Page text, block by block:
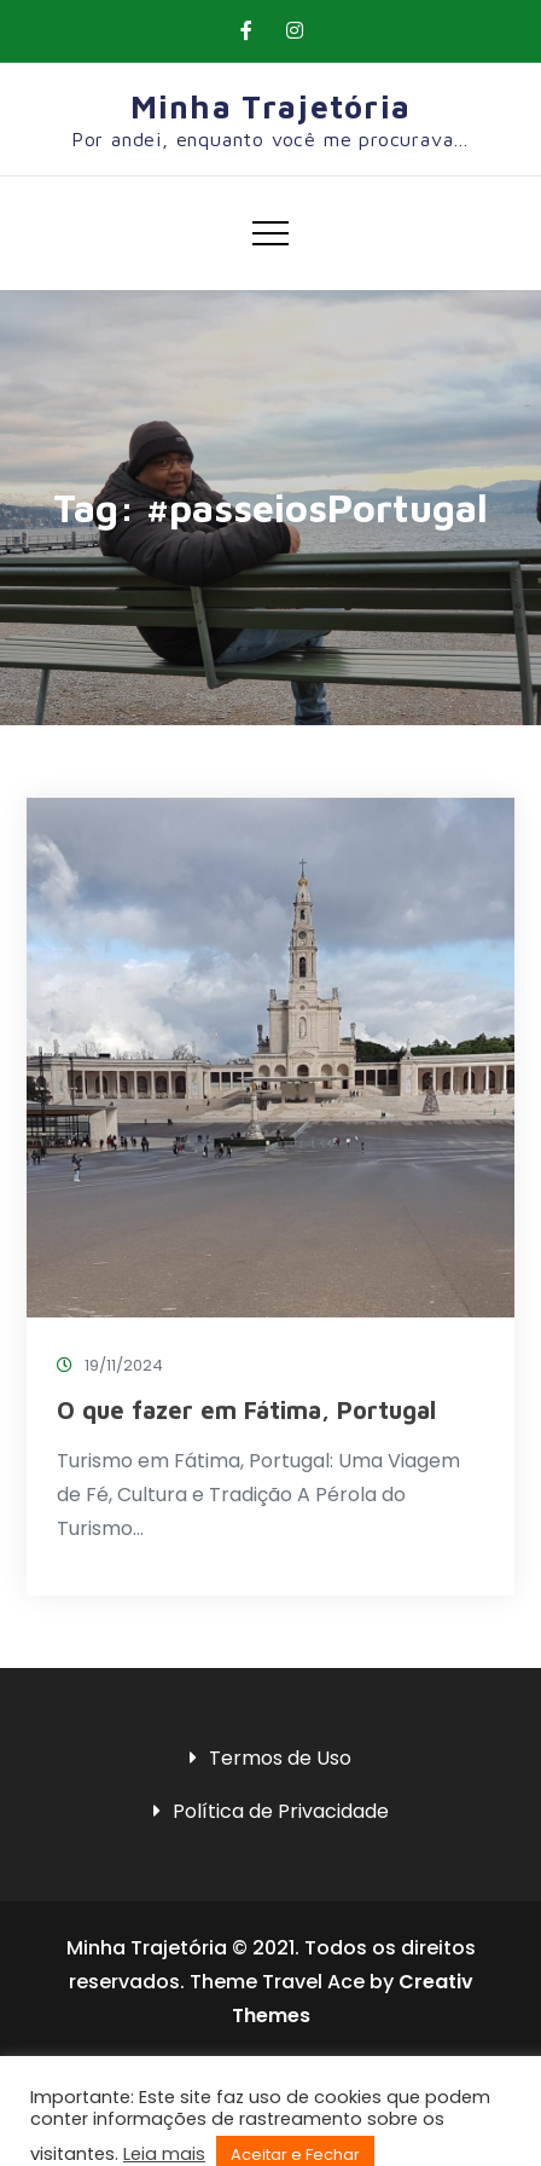
Minha Trajetória
Por andei, enquanto você me procurava…
Tag:#passeiosPortugal
19/11/2024
O que fazer em Fátima, Portugal
Turismo em Fátima, Portugal: Uma Viagem
de Fé, Cultura e Tradição A Pérola do
Turismo…
Termos de Uso
Política de Privacidade
Minha Trajetória © 2021. Todos os direitos
reservados. Theme Travel Ace by Creativ
Themes
Importante: Este site faz uso de cookies que podem
conter informações de rastreamento sobre os
visitantes. Leia mais Aceitar e Fechar
UltimatelySocial